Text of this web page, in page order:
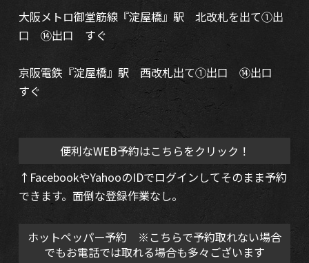
大阪メトロ御堂筋線『淀屋橋』駅 北改札を出て①出
口 ⑭出口 すぐ
京阪電鉄『淀屋橋』駅 西改札出て①出口 ⑭出口
すぐ
便利なWEB予約はこちらをクリック！
↑FacebookやYahooのIDでログインしてそのまま予約
できます。面倒な登録作業なし。
ホットペッパー予約 ※こちらで予約取れない場合
でもお電話では取れる場合も多々ございます